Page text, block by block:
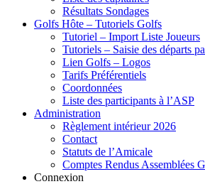
Résultats Sondages
Golfs Hôte – Tutoriels Golfs
Tutoriel – Import Liste Joueurs
Tutoriels – Saisie des départs
Lien Golfs – Logos
Tarifs Préférentiels
Coordonnées
Liste des participants à l’ASP
Administration
Règlement intérieur 2026
Contact
Statuts de l’Amicale
Comptes Rendus Assemblées
Connexion